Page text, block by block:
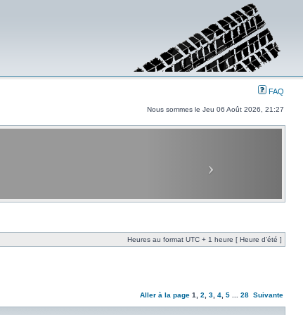
FAQ
Nous sommes le Jeu 06 Août 2026, 21:27
Heures au format UTC + 1 heure [ Heure d’été ]
Aller à la page 1 2 3 4 5 28 Suivante